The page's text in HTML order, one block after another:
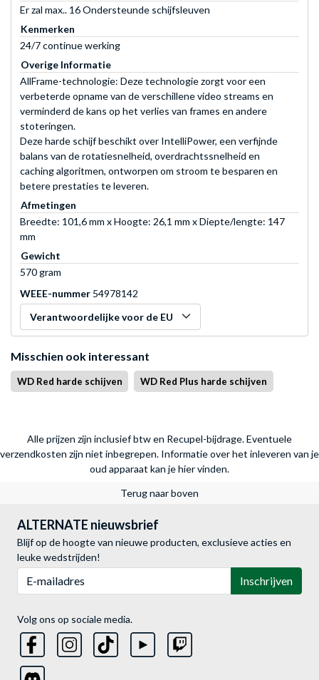
Er zal max.. 16 Ondersteunde schijfsleuven
Kenmerken
24/7 continue werking
Overige Informatie
AllFrame-technologie: Deze technologie zorgt voor een
verbeterde opname van de verschillene video streams en
verminderd de kans op het verlies van frames en andere
stoteringen.
Deze harde schijf beschikt over IntelliPower, een verfijnde
balans van de rotatiesnelheid, overdrachtssnelheid en
caching algoritmen, ontworpen om stroom te besparen en
betere prestaties te leveren.
Afmetingen
Breedte: 101,6 mm x Hoogte: 26,1 mm x Diepte/lengte: 147
mm
Gewicht
570 gram
WEEE-nummer 54978142
Verantwoordelijke voor de EU
Misschien ook interessant
WD Red harde schijven WD Red Plus harde schijven
Alle prijzen zijn inclusief btw en Recupel-bijdrage. Eventuele
verzendkosten zijn niet inbegrepen. Informatie over het inleveren van je
oud apparaat kan je hier vinden.
Terug naar boven
ALTERNATE nieuwsbrief
Blijf op de hoogte van nieuwe producten, exclusieve acties en
leuke wedstrijden!
Inschrijven
Volg ons op sociale media.